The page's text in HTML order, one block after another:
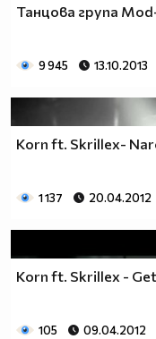
Танцова група
9 945 13.10.2013
Коrn ft. Skrillex-
1 137 20.04.2012
Korn ft. Skrillex -
105 09.04.2012